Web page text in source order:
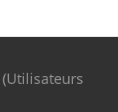
(Utilisateurs